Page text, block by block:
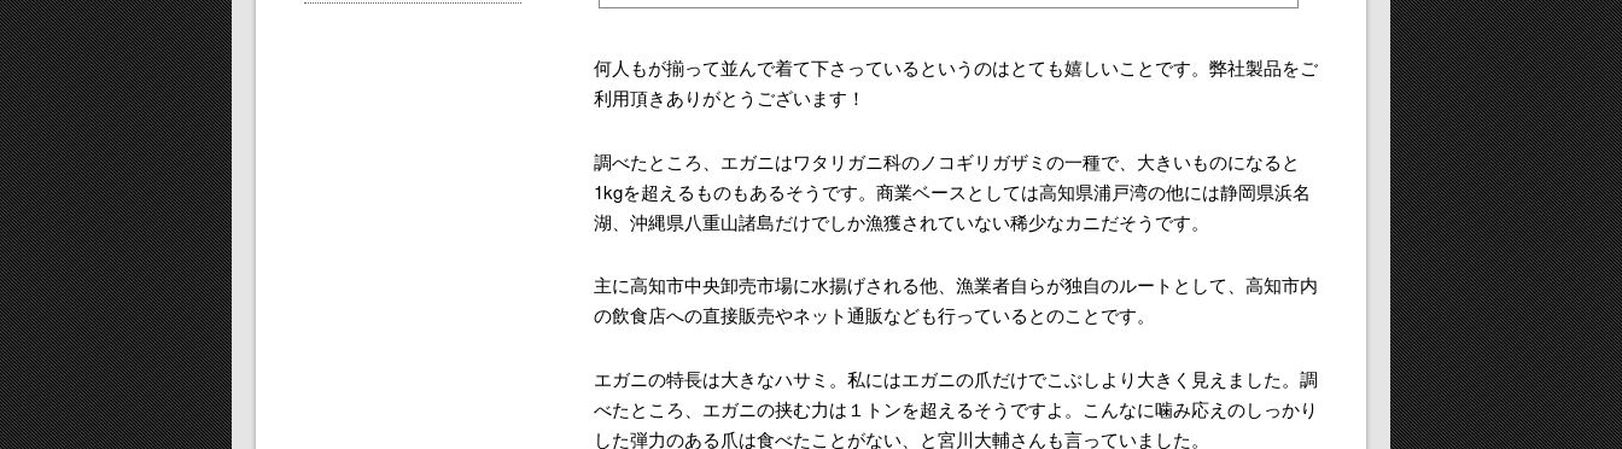
何人もが揃って並んで着て下さっているというのはとても嬉しいことです。弊社製品をご
利用頂きありがとうございます！
調べたところ、エガニはワタリガニ科のノコギリガザミの一種で、大きいものになると
1kgを超えるものもあるそうです。商業ベースとしては高知県浦戸湾の他には静岡県浜名
湖、沖縄県八重山諸島だけでしか漁獲されていない稀少なカニだそうです。
主に高知市中央卸売市場に水揚げされる他、漁業者自らが独自のルートとして、高知市内
の飲食店への直接販売やネット通販なども行っているとのことです。
エガニの特長は大きなハサミ。私にはエガニの爪だけでこぶしより大きく見えました。調
べたところ、エガニの挟む力は１トンを超えるそうですよ。こんなに噛み応えのしっかり
した弾力のある爪は食べたことがない、と宮川大輔さんも言っていました。